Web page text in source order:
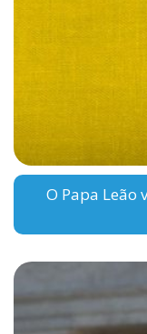
O Papa Leão